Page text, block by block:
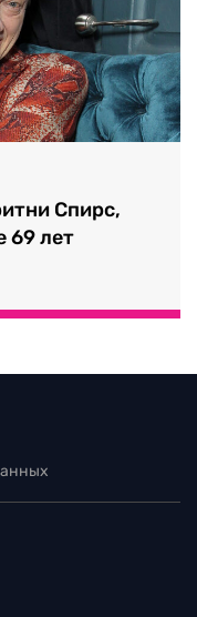
Спирс,
69 лет